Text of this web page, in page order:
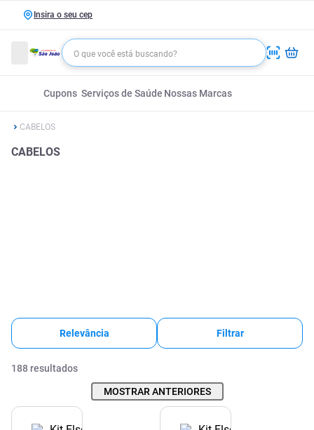
Insira o seu cep
Cupons Serviços de Saúde Nossas Marcas
CABELOS
CABELOS
Relevância Filtrar
188 resultados
MOSTRAR ANTERIORES